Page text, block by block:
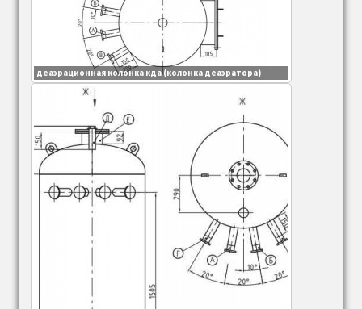
Дымососы Д, ДН (вентиляторы ВД, ВДН)
Улитка (корпус) дымососа
ходовая часть дымососа (подшипниковый
узел дымососа)
Валы дымососов (вал на колесо дымососа)
Рабочее колесо дымососа (вентилятора)
Осевой направляющий аппарат дымососа
(вентилятора)
деаэрационная колонка кда (колонка деаэратора)